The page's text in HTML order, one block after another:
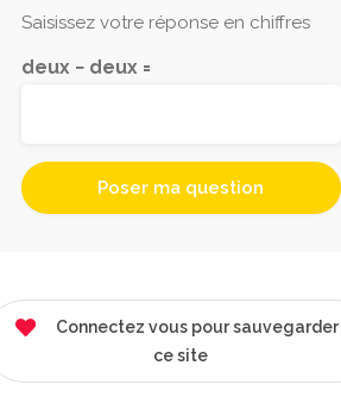
Saisissez votre réponse en chiffres
deux − deux =
Connectez vous pour sauvegarder
ce site